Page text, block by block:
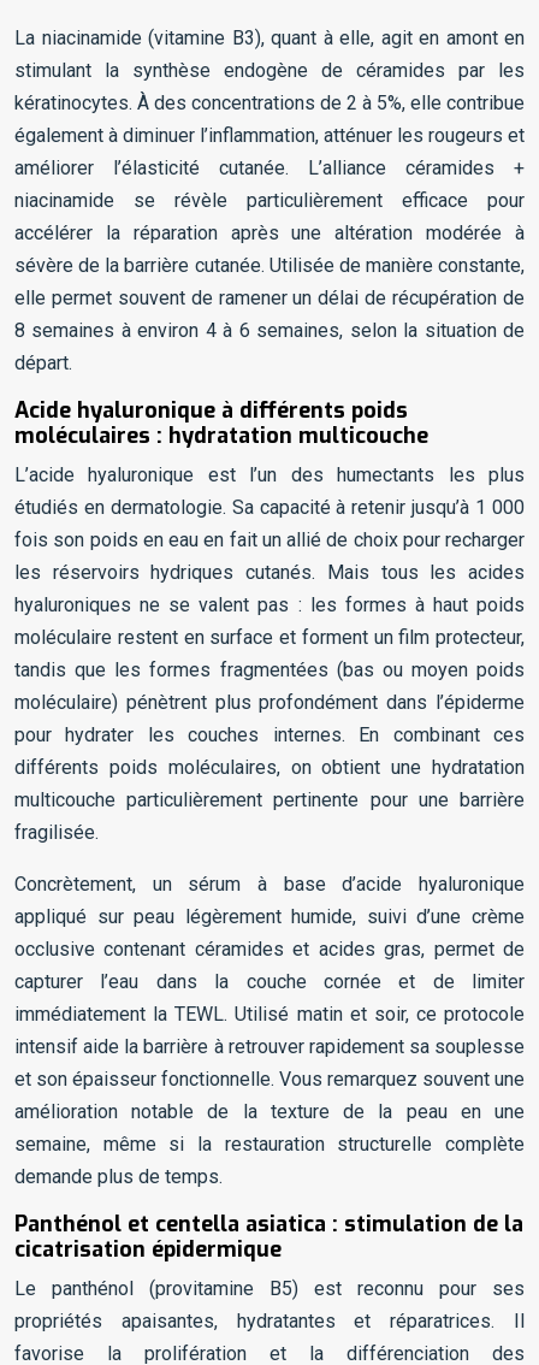
La niacinamide (vitamine B3), quant à elle, agit en amont en
stimulant la synthèse endogène de céramides par les
kératinocytes. À des concentrations de 2 à 5%, elle contribue
également à diminuer l’inflammation, atténuer les rougeurs et
améliorer l’élasticité cutanée. L’alliance céramides +
niacinamide se révèle particulièrement efficace pour
accélérer la réparation après une altération modérée à
sévère de la barrière cutanée. Utilisée de manière constante,
elle permet souvent de ramener un délai de récupération de
8 semaines à environ 4 à 6 semaines, selon la situation de
départ.
Acide hyaluronique à différents poids
moléculaires : hydratation multicouche
L’acide hyaluronique est l’un des humectants les plus
étudiés en dermatologie. Sa capacité à retenir jusqu’à 1 000
fois son poids en eau en fait un allié de choix pour recharger
les réservoirs hydriques cutanés. Mais tous les acides
hyaluroniques ne se valent pas : les formes à haut poids
moléculaire restent en surface et forment un film protecteur,
tandis que les formes fragmentées (bas ou moyen poids
moléculaire) pénètrent plus profondément dans l’épiderme
pour hydrater les couches internes. En combinant ces
différents poids moléculaires, on obtient une hydratation
multicouche particulièrement pertinente pour une barrière
fragilisée.
Concrètement, un sérum à base d’acide hyaluronique
appliqué sur peau légèrement humide, suivi d’une crème
occlusive contenant céramides et acides gras, permet de
capturer l’eau dans la couche cornée et de limiter
immédiatement la TEWL. Utilisé matin et soir, ce protocole
intensif aide la barrière à retrouver rapidement sa souplesse
et son épaisseur fonctionnelle. Vous remarquez souvent une
amélioration notable de la texture de la peau en une
semaine, même si la restauration structurelle complète
demande plus de temps.
Panthénol et centella asiatica : stimulation de la
cicatrisation épidermique
Le panthénol (provitamine B5) est reconnu pour ses
propriétés apaisantes, hydratantes et réparatrices. Il
favorise la prolifération et la différenciation des